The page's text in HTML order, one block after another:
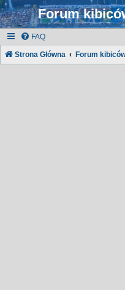
Forum
FAQ
Strona Główna Forum